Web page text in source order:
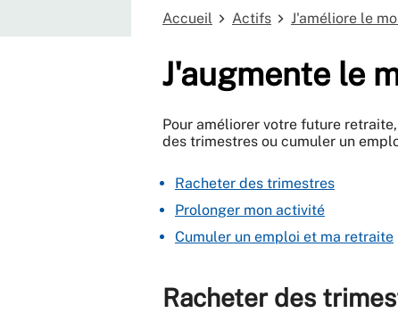
Accueil Actifs J'améliore le
J'augmente le
Pour améliorer votre future
des trimestres ou cumuler un
Racheter des trimestres
Prolonger mon activité
Cumuler un emploi et ma retraite
Racheter des